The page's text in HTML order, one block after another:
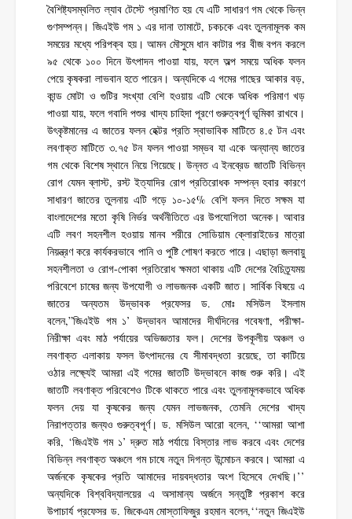
বৈশিষ্ট্যসম্বলিত ল্যাব টেস্টে প্রমাণিত হয় যে এটি সাধারণ গম থেকে ভিন্ন
গুণসম্পন্ন। জিএইউ গম ১ এর দানা তামাটে, চকচকে এবং তুলনামূলক কম
সময়ের মধ্যে পরিপক্ব হয়। আমন মৌসুমে ধান কাটার পর বীজ বপন করলে
৯৫ থেকে ১০০ দিনে উৎপাদন পাওয়া যায়, ফলে অল্প সময়ে অধিক ফলন
পেয়ে কৃষকরা লাভবান হতে পারেন। অন্যদিকে এ গমের গাছের আকার বড়,
কান্ড মোটা ও গুটির সংখ্যা বেশি হওয়ায় এটি থেকে অধিক পরিমাণ খড়
পাওয়া যায়, ফলে গবাদি পশুর খাদ্য চাহিদা পূরণে গুরুত্বপূর্ণ ভূমিকা রাখবে।
উৎকৃষ্টমানের এ জাতের ফলন হেক্টর প্রতি স্বাভাবিক মাটিতে ৪.৫ টন এবং
লবণাক্ত মাটিতে ৩.৭৫ টন ফলন পাওয়া সম্ভব যা একে অন্যান্য জাতের
গম থেকে বিশেষ স্থানে নিয়ে গিয়েছে। উন্নত এ ইনব্রেড জাতটি বিভিন্ন
রোগ যেমন ব্লাস্ট, রস্ট ইত্যাদির রোগ প্রতিরোধক সম্পন্ন হবার কারণে
সাধারণ জাতের তুলনায় এটি গড়ে ১০-১৫% বেশি ফলন দিতে সক্ষম যা
বাংলাদেশের মতো কৃষি নির্ভর অর্থনীতিতে এর উপযোগিতা অনেক। আবার
এটি লবণ সহনশীল হওয়ায় মানব শরীরে সোডিয়াম ক্লোরাইডের মাত্রা
নিয়ন্ত্রণ করে কার্যকরভাবে পানি ও পুষ্টি শোষণ করতে পারে। এছাড়া জলবায়ু
সহনশীলতা ও রোগ-পোকা প্রতিরোধ ক্ষমতা থাকায় এটি দেশের বৈচিত্র্যময়
পরিবেশে চাষের জন্য উপযোগী ও লাভজনক একটি জাত। সার্বিক বিষয়ে এ
জাতের অন্যতম উদ্ভাবক প্রফেসর ড. মোঃ মসিউল ইসলাম
বলেন,”জিএইউ গম ১’ উদ্ভাবন আমাদের দীর্ঘদিনের গবেষণা, পরীক্ষা-
নিরীক্ষা এবং মাঠ পর্যায়ের অভিজ্ঞতার ফল। দেশের উপকূলীয় অঞ্চল ও
লবণাক্ত এলাকায় ফসল উৎপাদনের যে সীমাবদ্ধতা রয়েছে, তা কাটিয়ে
ওঠার লক্ষ্যেই আমরা এই গমের জাতটি উদ্ভাবনে কাজ শুরু করি। এই
জাতটি লবণাক্ত পরিবেশেও টিকে থাকতে পারে এবং তুলনামূলকভাবে অধিক
ফলন দেয় যা কৃষকের জন্য যেমন লাভজনক, তেমনি দেশের খাদ্য
নিরাপত্তার জন্যও গুরুত্বপূর্ণ। ড. মসিউল আরো বলেন, ‘‘আমরা আশা
করি, ‘জিএইউ গম ১’ দ্রুত মাঠ পর্যায়ে বিস্তার লাভ করবে এবং দেশের
বিভিন্ন লবণাক্ত অঞ্চলে গম চাষে নতুন দিগন্ত উন্মোচন করবে। আমরা এ
অর্জনকে কৃষকের প্রতি আমাদের দায়বদ্ধতার অংশ হিসেবে দেখছি।’’
অন্যদিকে বিশ্ববিদ্যালয়ের এ অসামান্য অর্জনে সন্তুষ্টি প্রকাশ করে
উপাচার্য প্রফেসর ড. জিকেএম মোস্তাফিজুর রহমান বলেন,‘‘নতুন জিএইউ